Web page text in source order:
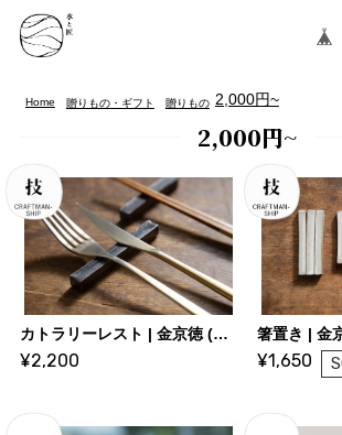
Home 贈りもの・ギフト 贈りもの 2,000円~
2,000円~
カトラリーレスト | 金京徳 (陶芸家)
¥2,200
箸置き | 金
¥1,650